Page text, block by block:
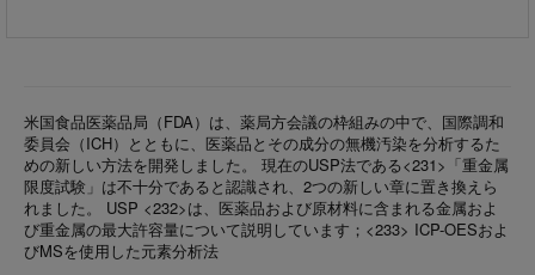
米国食品医薬品局（FDA）は、薬局方会議の枠組みの中で、国際調和
委員会（ICH）とともに、医薬品とその成分の無機汚染を分析するた
めの新しい方法を開発しました。 現在のUSP法である<231>「重金属
限度試験」は不十分であると認識され、2つの新しい章に置き換えら
れました。 USP <232>は、医薬品および原材料に含まれる金属およ
び重金属の最大許容量について説明しています；<233> ICP-OESおよ
びMSを使用した元素分析法